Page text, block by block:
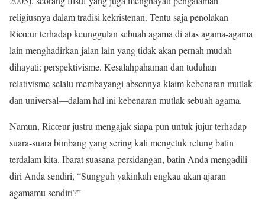
religiusnya dalam tradisi kekristenan. Tentu saja penolakan
Ricœur terhadap keunggulan sebuah agama di atas agama-agama
lain menghadirkan jalan lain yang tidak akan pernah mudah
dihayati: perspektivisme. Kesalahpahaman dan tuduhan
relativisme selalu membayangi absennya klaim kebenaran mutlak
dan universal—dalam hal ini kebenaran mutlak sebuah agama.
Namun, Ricœur justru mengajak siapa pun untuk jujur terhadap
suara-suara bimbang yang sering kali mengetuk relung batin
terdalam kita. Ibarat suasana persidangan, batin Anda mengadili
diri Anda sendiri, “Sungguh yakinkah engkau akan ajaran
agamamu sendiri?”